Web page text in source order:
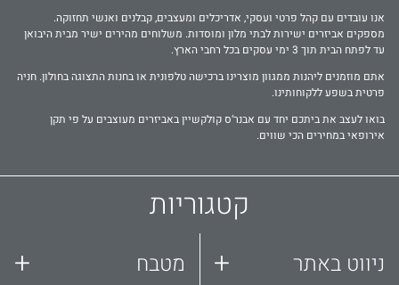
אנו עובדים עם קהל פרטי ועסקי, אדריכלים ומעצבים, קבלנים ואנשי תחזוקה.
מספקים אביזרים ישירות לבתי מלון ומוסדות. משלוחים מהירים ישיר מבית היבואן
עד לפתח הבית תוך 3 ימי עסקים בכל רחבי הארץ.
אתם מוזמנים ליהנות ממגוון מוצרינו ברכישה טלפונית או בחנות התצוגה בחולון. חניה
פרטית בשפע ללקוחותינו.
בואו לעצב את ביתכם יחד עם אבנר‘ס קולקשיין באביזרים מעוצבים על פי תקן
אירופאי במחירים הכי שווים.
קטגוריות
ניווט באתר + מטבח +